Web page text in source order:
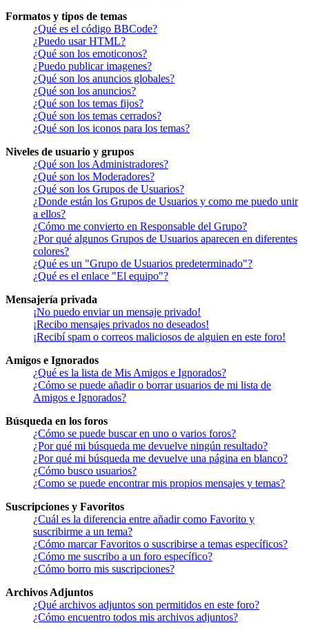
Formatos y tipos de temas
¿Qué es el código BBCode?
¿Puedo usar HTML?
¿Qué son los emoticonos?
¿Puedo publicar imagenes?
¿Qué son los anuncios globales?
¿Qué son los anuncios?
¿Qué son los temas fijos?
¿Qué son los temas cerrados?
¿Qué son los iconos para los temas?
Niveles de usuario y grupos
¿Qué son los Administradores?
¿Qué son los Moderadores?
¿Qué son los Grupos de Usuarios?
¿Donde están los Grupos de Usuarios y como me puedo unir
a ellos?
¿Cómo me convierto en Responsable del Grupo?
¿Por qué algunos Grupos de Usuarios aparecen en diferentes
colores?
¿Qué es un "Grupo de Usuarios predeterminado"?
¿Qué es el enlace "El equipo"?
Mensajería privada
¡No puedo enviar un mensaje privado!
¡Recibo mensajes privados no deseados!
¡Recibí spam o correos maliciosos de alguien en este foro!
Amigos e Ignorados
¿Qué es la lista de Mis Amigos e Ignorados?
¿Cómo se puede añadir o borrar usuarios de mi lista de
Amigos e Ignorados?
Búsqueda en los foros
¿Cómo se puede buscar en uno o varios foros?
¿Por qué mi búsqueda me devuelve ningún resultado?
¿Por qué mi búsqueda me devuelve una página en blanco?
¿Cómo busco usuarios?
¿Como se puede encontrar mis propios mensajes y temas?
Suscripciones y Favoritos
¿Cuál es la diferencia entre añadir como Favorito y
suscribirme a un tema?
¿Cómo marcar Favoritos o suscribirse a temas específicos?
¿Cómo me suscribo a un foro específico?
¿Cómo borro mis suscripciones?
Archivos Adjuntos
¿Qué archivos adjuntos son permitidos en este foro?
¿Cómo encuentro todos mis archivos adjuntos?